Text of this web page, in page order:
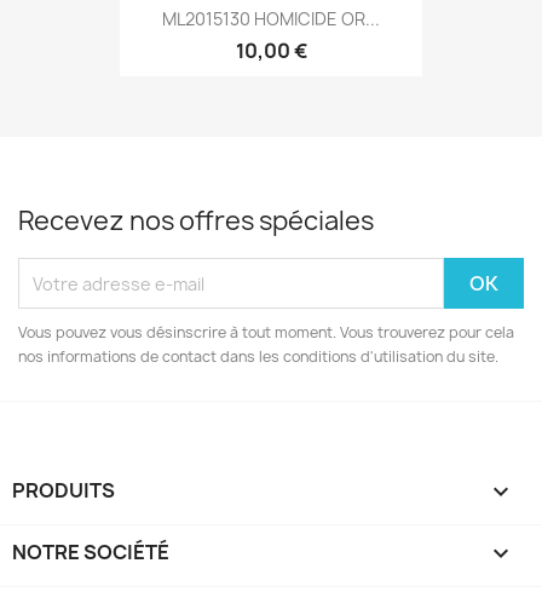
ML2015130 HOMICIDE OR...
10,00 €
Recevez nos offres spéciales
Vous pouvez vous désinscrire à tout moment. Vous trouverez pour cela
nos informations de contact dans les conditions d'utilisation du site.
PRODUITS 
NOTRE SOCIÉTÉ 